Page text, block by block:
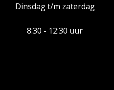
Dinsdag t/m zaterdag
8:30 - 12:30 uur